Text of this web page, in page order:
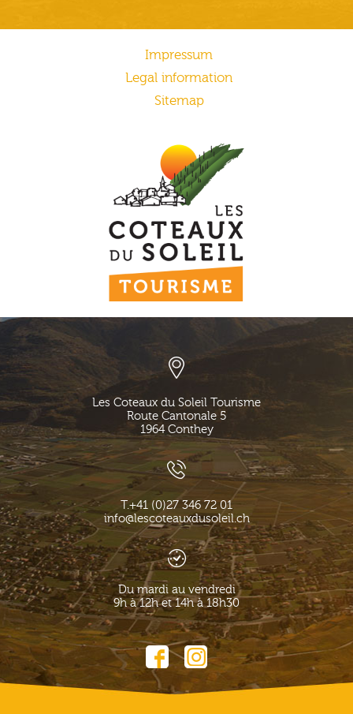
Impressum
Legal information
Sitemap
Les Coteaux du Soleil Tourisme
Route Cantonale 5
1964 Conthey
T.+41 (0)27 346 72 01
info@lescoteauxdusoleil.ch
Du mardi au vendredi
9h à 12h et 14h à 18h30